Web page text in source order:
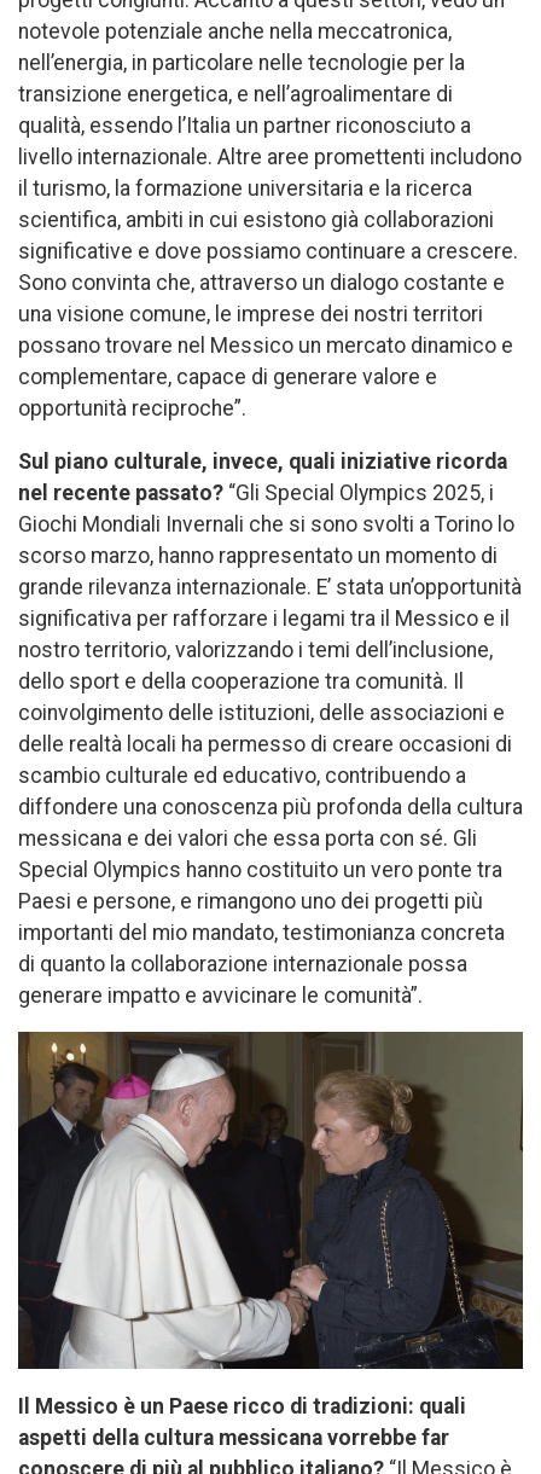
notevole potenziale anche nella meccatronica,
nell’energia, in particolare nelle tecnologie per la
transizione energetica, e nell’agroalimentare di
qualità, essendo l’Italia un partner riconosciuto a
livello internazionale. Altre aree promettenti includono
il turismo, la formazione universitaria e la ricerca
scientifica, ambiti in cui esistono già collaborazioni
significative e dove possiamo continuare a crescere.
Sono convinta che, attraverso un dialogo costante e
una visione comune, le imprese dei nostri territori
possano trovare nel Messico un mercato dinamico e
complementare, capace di generare valore e
opportunità reciproche”.
Sul piano culturale, invece, quali iniziative ricorda
nel recente passato? “Gli Special Olympics 2025, i
Giochi Mondiali Invernali che si sono svolti a Torino lo
scorso marzo, hanno rappresentato un momento di
grande rilevanza internazionale. E’ stata un’opportunità
significativa per rafforzare i legami tra il Messico e il
nostro territorio, valorizzando i temi dell’inclusione,
dello sport e della cooperazione tra comunità. Il
coinvolgimento delle istituzioni, delle associazioni e
delle realtà locali ha permesso di creare occasioni di
scambio culturale ed educativo, contribuendo a
diffondere una conoscenza più profonda della cultura
messicana e dei valori che essa porta con sé. Gli
Special Olympics hanno costituito un vero ponte tra
Paesi e persone, e rimangono uno dei progetti più
importanti del mio mandato, testimonianza concreta
di quanto la collaborazione internazionale possa
generare impatto e avvicinare le comunità”.
Il Messico è un Paese ricco di tradizioni: quali
aspetti della cultura messicana vorrebbe far
conoscere di più al pubblico italiano? “Il Messico è